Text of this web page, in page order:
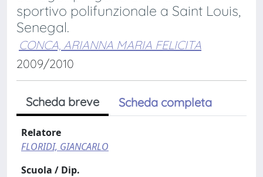
sportivo polifunzionale a Saint Louis,
Senegal.
CONCA, ARIANNA MARIA FELICITA
2009/2010
Scheda breve Scheda completa
Relatore
FLORIDI, GIANCARLO
Scuola / Dip.